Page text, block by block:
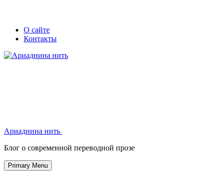
Skip
Secondary
left
navigation
Secondary
right
navigation
О сайте
Контакты
Ариаднина нить
Блог о современной переводной прозе
Primary Menu